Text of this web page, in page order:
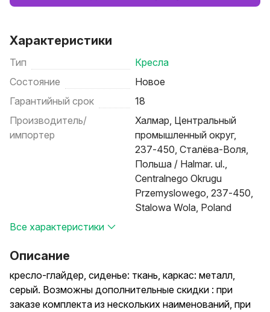
Характеристики
Тип
Кресла
Состояние
Новое
Гарантийный срок
18
Производитель/
импортер
Халмар, Центральный
промышленный округ,
237-450, Сталёва-Воля,
Польша / Halmar. ul.,
Centralnego Okrugu
Przemyslowego, 237-450,
Stalowa Wola, Poland
Все характеристики
Описание
кресло-глайдер, сиденье: ткань, каркас: металл,
серый. Возможны дополнительные скидки : при
заказе комплекта из нескольких наименований, при